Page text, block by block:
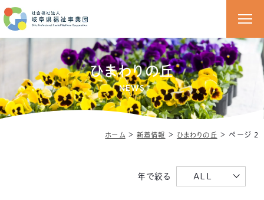
ひまわりの丘
NEWS
ホーム ＞新着情報 ＞ ひまわりの丘 ＞ ページ 2
年で絞る ALL